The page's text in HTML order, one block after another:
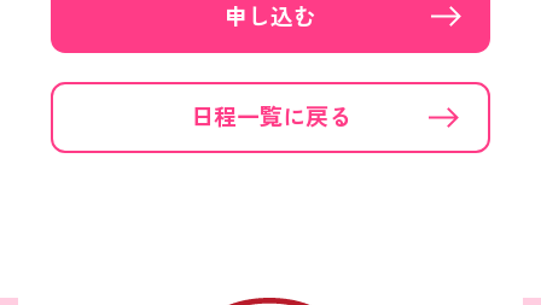
申し込む
日程一覧に戻る